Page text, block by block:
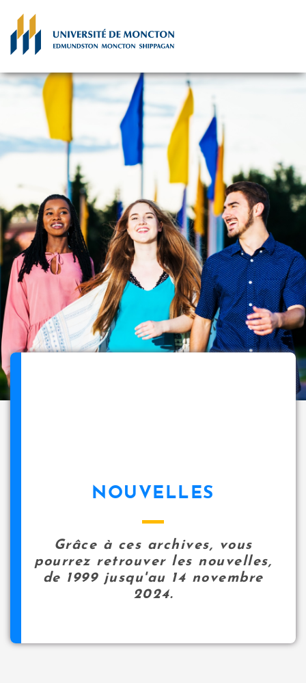
NOUVELLES
Grâce à ces archives, vous
pourrez retrouver les nouvelles,
de 1999 jusqu'au 14 novembre
2024.